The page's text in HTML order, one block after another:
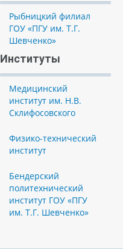
Рыбницкий филиал
ГОУ «ПГУ им. Т.Г.
Шевченко»
Институты
Медицинский
институт им. Н.В.
Склифосовского
Физико-технический
институт
Бендерский
политехнический
институт ГОУ «ПГУ
им. Т.Г. Шевченко»